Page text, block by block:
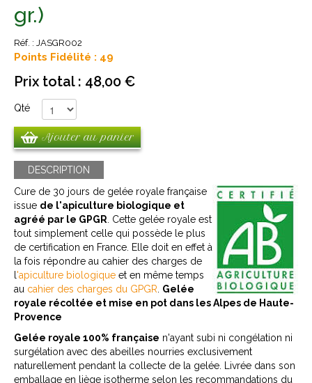
gr.)
Réf. : JASGR002
Points Fidélité : 49
Prix total : 48,00 €
Qté
Ajouter au panier
DESCRIPTION
Cure de 30 jours de gelée royale française
issue de l'apiculture biologique et
agréé par le GPGR . Cette gelée royale est
tout simplement celle qui possède le plus
de certification en France. Elle doit en effet à
la fois répondre au cahier des charges de
'apiculture biologique et en même temps
au cahier des charges du GPGR Gelée
royale récoltée et mise en pot dans les Alpes de Haute-
Provence
Gelée royale 100% française n'ayant subi ni congélation ni
surgélation avec des abeilles nourries exclusivement
naturellement pendant la collecte de la gelée. Livrée dans son
emballage en liège isotherme selon les recommandations du